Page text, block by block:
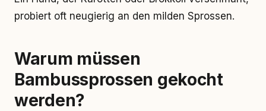
probiert oft neugierig an den milden Sprossen.
Warum müssen
Bambussprossen gekocht
werden?